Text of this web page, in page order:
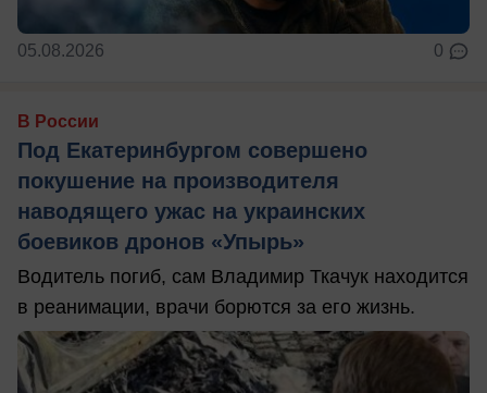
05.08.2026 0
В России
Под Екатеринбургом совершено
покушение на производителя
наводящего ужас на украинских
боевиков дронов «Упырь»
Водитель погиб, сам Владимир Ткачук находится
в реанимации, врачи борются за его жизнь.